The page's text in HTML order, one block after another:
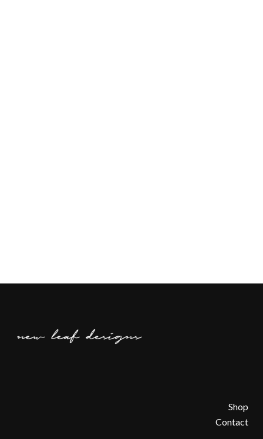
Shop
Contact